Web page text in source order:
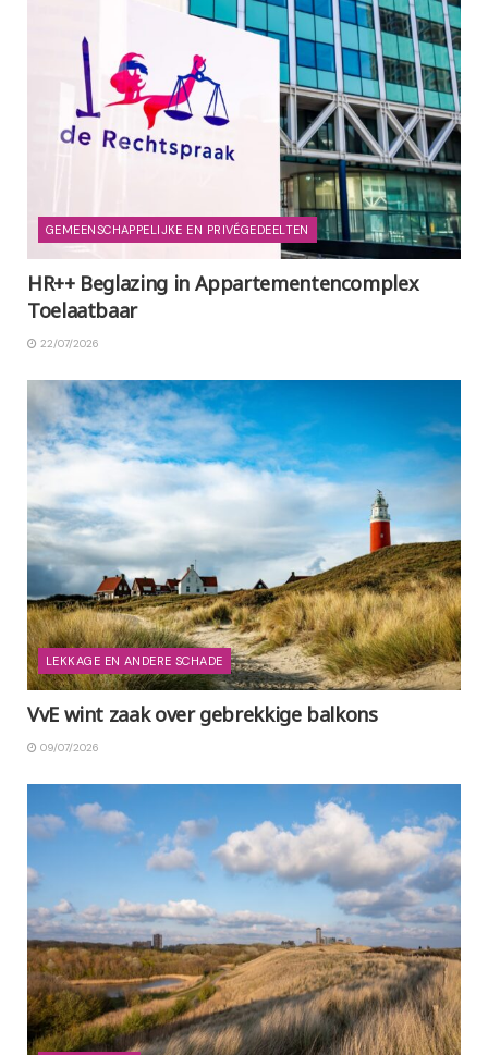
GEMEENSCHAPPELIJKE EN PRIVÉGEDEELTEN
HR++ Beglazing in Appartementencomplex
Toelaatbaar
22/07/2026
LEKKAGE EN ANDERE SCHADE
VvE wint zaak over gebrekkige balkons
09/07/2026